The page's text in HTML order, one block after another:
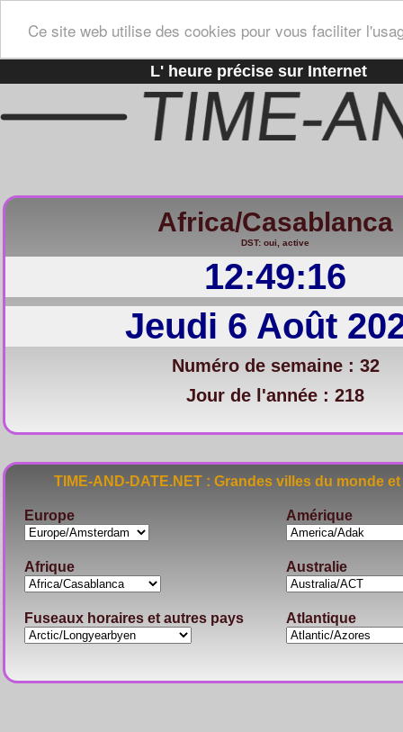
Ce site web utilise des cookies pour vous faciliter
L' heure précise sur Internet
Africa/Casablanca
DST: oui, active
12:49:17
Jeudi 6 Août
Numéro de semaine : 32
Jour de l'année : 218
TIME-AND-DATE.NET : Grandes villes du
Europe Amérique
Afrique Australie
Fuseaux horaires et autres pays Atlantique